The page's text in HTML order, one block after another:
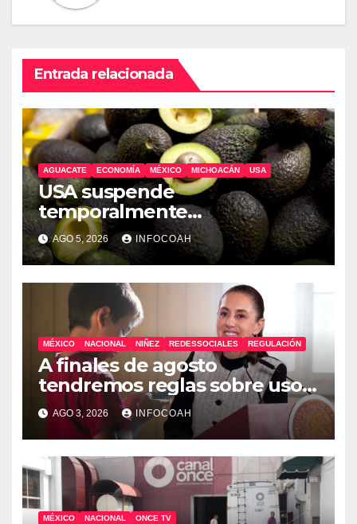
Entrada relacionada
AGUACATE ECONOMÍA MÉXICO MICHOACÁN USA
USA suspende
temporalmente
exportaciones de aguacate
michoacano
AGO 5, 2026 INFOCOAH
MÉXICO NACIONAL NIÑEZ REDESSOCIALES REGULACIÓN
A finales de agosto
tendremos reglas sobre uso
de celulares y redes sociales
en escuelas
AGO 3, 2026 INFOCOAH
MÉXICO NACIONAL ONCE TV